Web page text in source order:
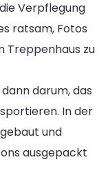
Verpflegung
ratsam, Fotos
Treppenhaus zu
darum, das
In der
und
ausgepackt